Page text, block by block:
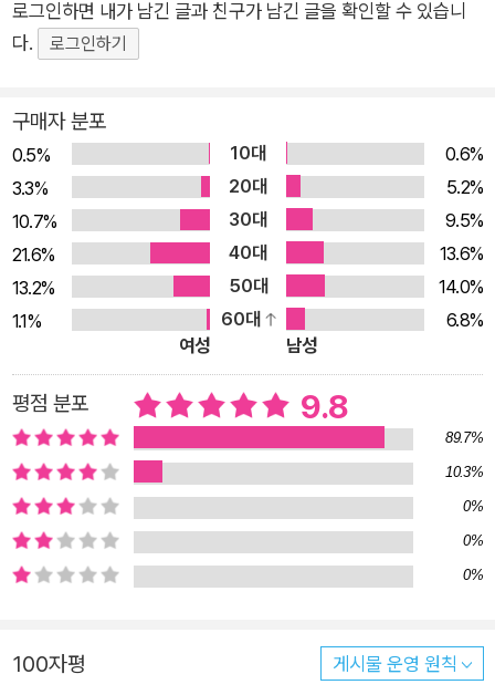
의 자격시험에서 합격점을 받으며 탁월한 지적 능력을 입증했고,
판사보다 훨씬 더 공정하고 객관적인 판결을 내릴 수 있다는 점을
량을 발휘하고 있다. 고속도로를 달리는 자율주행차 역시 인공지
능이 실현할 우리의 미래다. 하지만 극단적인 견해를 가진 사람들
은 자율주행차가 길 가던 사람을 치어 죽이고, IT 기업이나 정치
인들이 선거에 영향을 미치거나 가짜뉴스와 딥페이크를 퍼뜨리
기 위해 인공지능을 이용한다는 온갖 암울한 시나리오를 기정사
실로 받아들이기도 한다. 그리고 그러한 일들이 실제로 발생하면
서 우리를 불안에 떨게 한다. 《AI 2041》의 저자이자 마이크로소
프트와 구글, 애플에서 인공지능 연구와 제품 개발에 참여한 리카
이푸와 데뷔작부터 열풍을 불러일으킨 SF 작가 천치우판은 인공
지능의 발전에 관한 여러 측면을 면밀하게 살펴보고 주의를 기울
이되, 동시에 그 기술이 가진 잠재력과 큰 그림을 보는 것이 중요
하다고 말한다. 그래야 인공지능과 인류의 미래에 관한 온갖 걱정
과 우려들 사이에서 균형을 잡을 수 있기 때문이다. 한국, 일본,
인도 등 세계 곳곳을 배경으로 한 흥미진진한 SF소설 10편과 AI
전문가의 날카로운 기술분석이 더해진 이 책은 그래서 우리가 곧
로 읽는 인공지능과 인류의 미래 가까운 미래, 의료와 교육, 엔터
로그인하면 내가 남긴 글과 친구가 남긴 글을 확인할 수 있습니
다.
로그인하기
구매자 분포
0.5% 10대
0.6%
3.3%
20대
5.2%
10.7%
30대
9.5%
21.6%
40대
13.6%
13.2%
50대
14.0%
1.1%
60대
6.8%
여성
남성
평점 분포 9.8
89.7%
10.3%
0%
0%
0%
100자평 게시물 운영 원칙